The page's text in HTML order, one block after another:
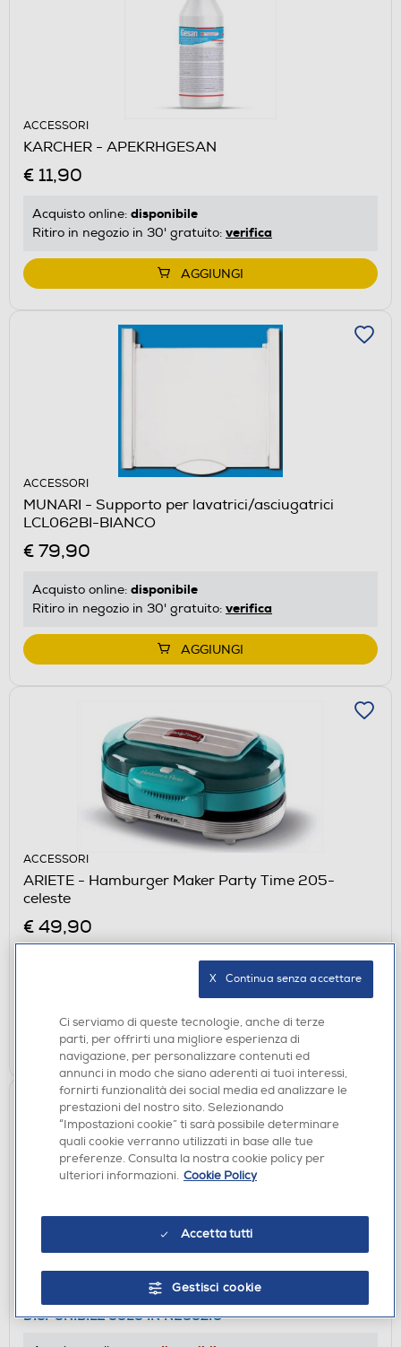
ACCESSORI
KARCHER - APEKRHGESAN
€ 11,90
Acquisto online: disponibile
Ritiro in negozio in 30' gratuito: verifica
AGGIUNGI
ACCESSORI
MUNARI - Supporto per lavatrici/asciugatrici
LCL062BI-BIANCO
€ 79,90
Acquisto online: disponibile
Ritiro in negozio in 30' gratuito: verifica
AGGIUNGI
ACCESSORI
ARIETE - Hamburger Maker Party Time 205-
celeste
€ 49,90
€ 50,00consigliato
Ritiro in negozio in 30' gratuito:verifica
AGGIUNGI
ACCESSORI
ARIETE - Macchine e forni per pizza 0918/00-
DISPONIBILE SOLO IN NEGOZIO
Ci serviamo di queste tecnologie, anche di terze
parti, per offrirti una migliore esperienza di
navigazione, per personalizzare contenuti ed
annunci in modo che siano aderenti ai tuoi interessi,
fornirti funzionalità dei social media ed analizzare le
prestazioni del nostro sito. Selezionando
“Impostazioni cookie” ti sarà possibile determinare
quali cookie verranno utilizzati in base alle tue
preferenze. Consulta la nostra cookie policy per
ulteriori informazioni. Cookie Policy
Accetta tutti
Gestisci cookie
X   Continua senza accettare